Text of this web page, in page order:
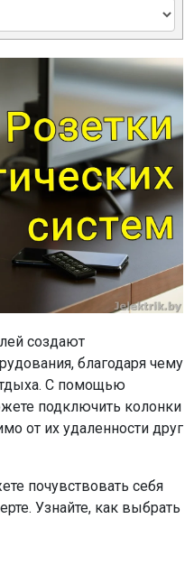
создают
благодаря чему
С помощью
подключить колонки
от их удаленности друг
почувствовать себя
Узнайте, как выбрать